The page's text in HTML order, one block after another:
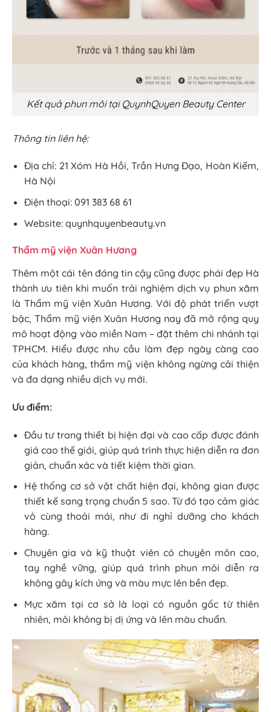
Kết quả phun môi tại QuynhQuyen Beauty Center
Thông tin liên hệ:
Địa chỉ: 21 Xóm Hà Hồi, Trần Hưng Đạo, Hoàn Kiếm,
Hà Nội
Điện thoại: 091 383 68 61
Website: quynhquyenbeauty.vn
Thẩm mỹ viện Xuân Hương
Thêm một cái tên đáng tin cậy cũng được phái đẹp Hà
thành ưu tiên khi muốn trải nghiệm dịch vụ phun xăm
là Thẩm mỹ viện Xuân Hương. Với độ phát triển vượt
bậc, Thẩm mỹ viện Xuân Hương nay đã mở rộng quy
mô hoạt động vào miền Nam – đặt thêm chi nhánh tại
TPHCM. Hiểu được nhu cầu làm đẹp ngày càng cao
của khách hàng, thẩm mỹ viện không ngừng cải thiện
và đa dạng nhiều dịch vụ mới.
Ưu điểm:
Đầu tư trang thiết bị hiện đại và cao cấp được đánh
giá cao thế giới, giúp quá trình thực hiện diễn ra đơn
giản, chuẩn xác và tiết kiệm thời gian.
Hệ thống cơ sở vật chất hiện đại, không gian được
thiết kế sang trọng chuẩn 5 sao. Từ đó tạo cảm giác
vô cùng thoải mái, như đi nghỉ dưỡng cho khách
hàng.
Chuyên gia và kỹ thuật viên có chuyên môn cao,
tay nghề vững, giúp quá trình phun môi diễn ra
không gây kích ứng và màu mực lên bền đẹp.
Mực xăm tại cơ sở là loại có nguồn gốc từ thiên
nhiên, môi không bị dị ứng và lên màu chuẩn.